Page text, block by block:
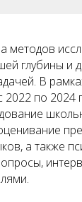
методов
глубины и
В
2022 по 2024
а также